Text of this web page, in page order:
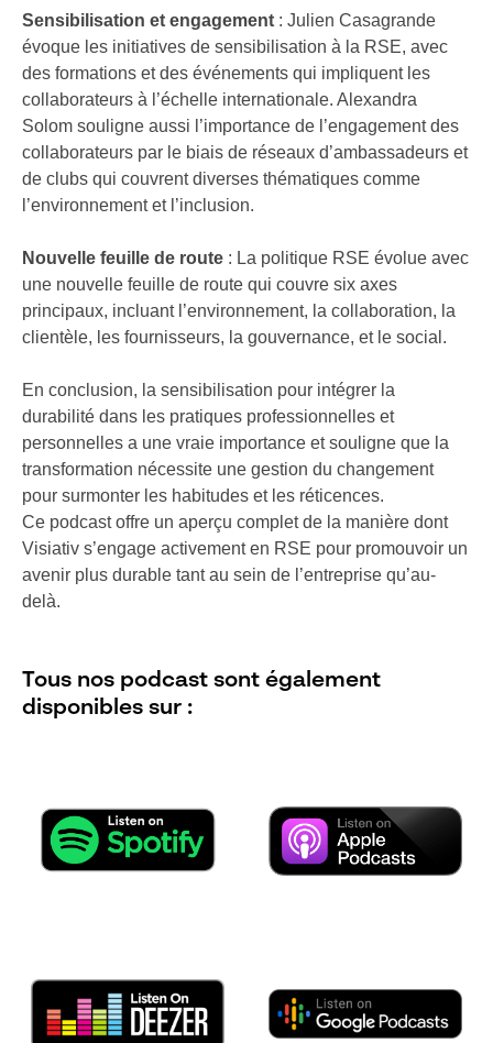
Sensibilisation et engagement : Julien Casagrande
évoque les initiatives de sensibilisation à la RSE, avec
des formations et des événements qui impliquent les
collaborateurs à l’échelle internationale. Alexandra
Solom souligne aussi l’importance de l’engagement des
collaborateurs par le biais de réseaux d’ambassadeurs et
de clubs qui couvrent diverses thématiques comme
l’environnement et l’inclusion.
Nouvelle feuille de route : La politique RSE évolue avec
une nouvelle feuille de route qui couvre six axes
principaux, incluant l’environnement, la collaboration, la
clientèle, les fournisseurs, la gouvernance, et le social.
En conclusion, la sensibilisation pour intégrer la
durabilité dans les pratiques professionnelles et
personnelles a une vraie importance et souligne que la
transformation nécessite une gestion du changement
pour surmonter les habitudes et les réticences.
Ce podcast offre un aperçu complet de la manière dont
Visiativ s’engage activement en RSE pour promouvoir un
avenir plus durable tant au sein de l’entreprise qu’au-
delà.
Tous nos podcast sont également
disponibles sur :